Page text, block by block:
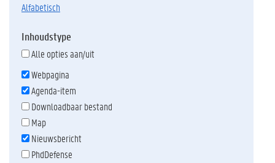
alfabetisch
Inhoudstype
Alle opties aan/uit
Webpagina
Agenda-item
Downloadbaar bestand
Map
Nieuwsbericht
PhdDefense